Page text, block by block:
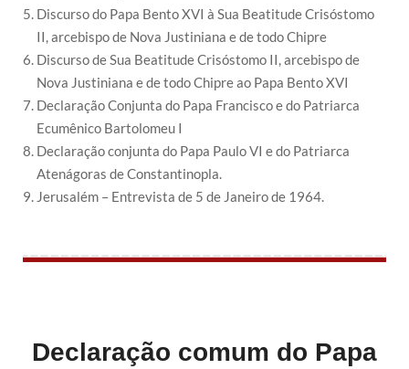
Discurso do Papa Bento XVI à Sua Beatitude Crisóstomo
II, arcebispo de Nova Justiniana e de todo Chipre
Discurso de Sua Beatitude Crisóstomo II, arcebispo de
Nova Justiniana e de todo Chipre ao Papa Bento XVI
Declaração Conjunta do Papa Francisco e do Patriarca
Ecumênico Bartolomeu I
Declaração conjunta do Papa Paulo VI e do Patriarca
Atenágoras de Constantinopla.
Jerusalém – Entrevista de 5 de Janeiro de 1964.
Declaração comum do Papa